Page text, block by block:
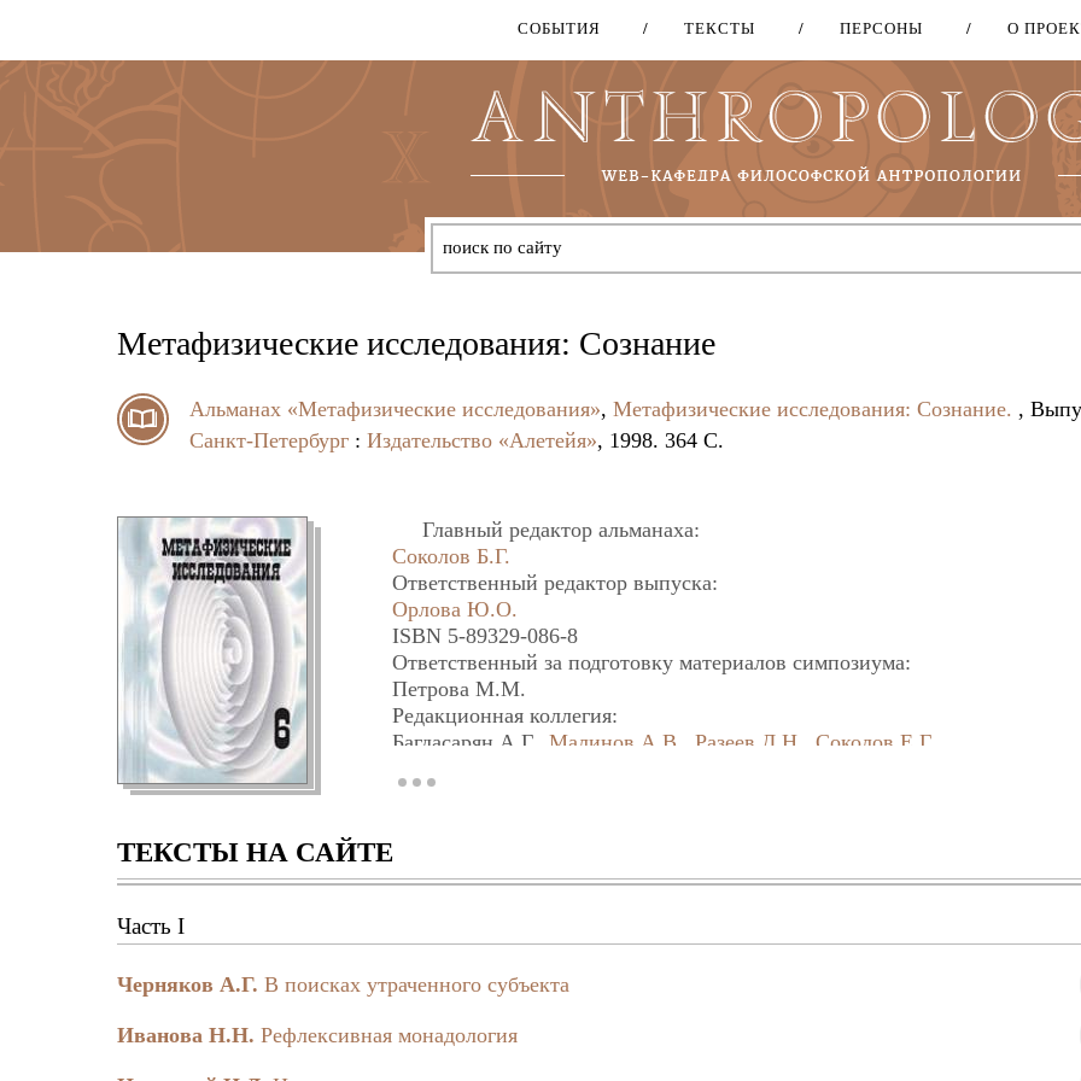
Перейти
основному
содержанию
СОБЫТИЯ ТЕКСТЫ ПЕРСОНЫ О
Метафизические исследования: Сознание
Альманах «Метафизические исследования», Метафизические исследования: Сознание. ,
Санкт-Петербург : Издательство «Алетейя», 1998. 364 C.
Главный редактор альманаха:
Соколов Б.Г.
Ответственный редактор выпуска:
Орлова Ю.О.
ISBN 5-89329-086-8
Ответственный за подготовку материалов симпозиума:
Петрова М.М.
Редакционная коллегия:
Багдасарян А.Г., Малинов А.В. Разеев Д.Н.
Соколов Е.Г.
Сдано в набор 18.03.1998 г. Подписано в печать 28.03.1998 г. Бумага
Формат бумаги 60Х88 1/16. Печать офсетная. Усл.печ.л. 23. Тираж 400
Отпечатано с оригинал-макета заказчика в НИИ химии СПбГУ. 198904,
Петербург, Старый Петергоф, Университетский пр.2
ТЕКСТЫ НА САЙТЕ
Часть I
Черняков А.Г. В поисках утраченного субъекта
Иванова Н.Н. Рефлексивная монадология